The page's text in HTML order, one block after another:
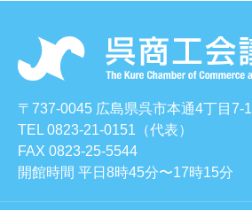
〒737-0045 広島県呉市本通4丁目7-1
TEL 0823-21-0151（代表）
FAX 0823-25-5544
開館時間 平日8時45分〜17時15分